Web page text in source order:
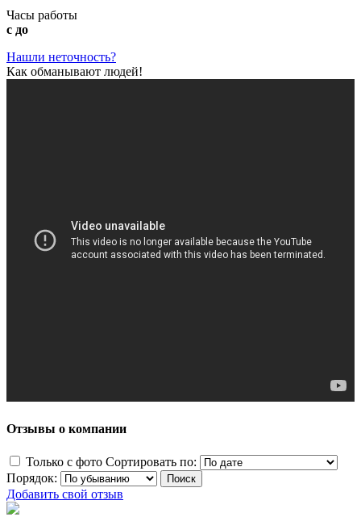
Часы работы
с до
Нашли неточность?
Как обманывают людей!
Отзывы о компании
Только с фото Сортировать по:
Порядок:
Добавить свой отзыв